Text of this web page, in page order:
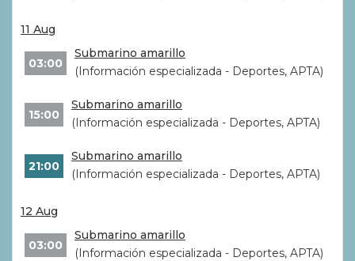
11 Aug
03:00
Submarino amarillo
(Información especializada - Deportes, APTA)
15:00
Submarino amarillo
(Información especializada - Deportes, APTA)
21:00
Submarino amarillo
(Información especializada - Deportes, APTA)
12 Aug
03:00
Submarino amarillo
(Información especializada - Deportes, APTA)